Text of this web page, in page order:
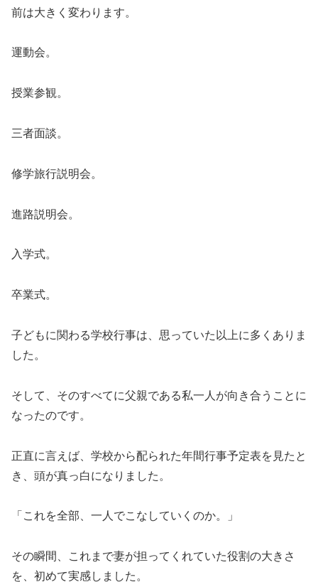
前は大きく変わります。
運動会。
授業参観。
三者面談。
修学旅行説明会。
進路説明会。
入学式。
卒業式。
子どもに関わる学校行事は、思っていた以上に多くありま
した。
そして、そのすべてに父親である私一人が向き合うことに
なったのです。
正直に言えば、学校から配られた年間行事予定表を見たと
き、頭が真っ白になりました。
「これを全部、一人でこなしていくのか。」
その瞬間、これまで妻が担ってくれていた役割の大きさ
を、初めて実感しました。